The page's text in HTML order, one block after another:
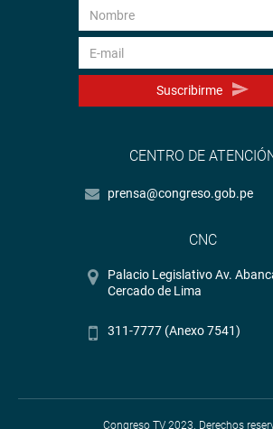
Suscribirme
CENTRO DE
prensa@congreso.gob.pe
CNC
Palacio Legislativo Av.
Cercado de Lima
311-7777 (Anexo 7541)
Congreso TV 2023. Derechos